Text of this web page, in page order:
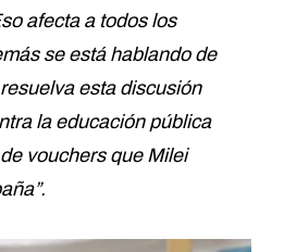
afecta a todos los
se está hablando de
esta discusión
la educación pública
vouchers que Milei